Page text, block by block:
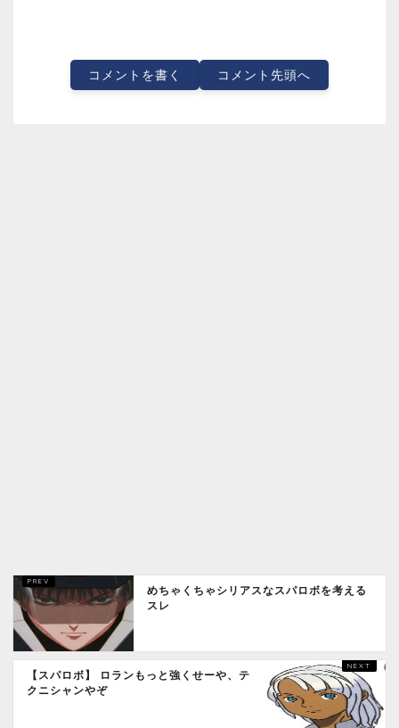
コメントを書く コメント先頭へ
めちゃくちゃシリアスなスパロボを考える
スレ
【スパロボ】 ロランもっと強くせーや、テ
クニシャンやぞ